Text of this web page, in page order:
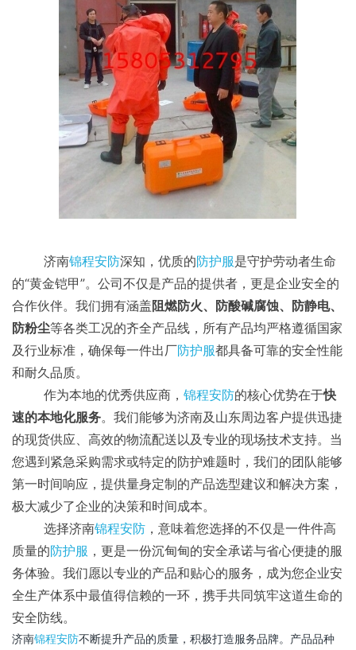
济南锦程安防深知，优质的防护服是守护劳动者生命
的“黄金铠甲”。公司不仅是产品的提供者，更是企业安全的
合作伙伴。我们拥有涵盖阻燃防火、防酸碱腐蚀、防静电、
防粉尘等各类工况的齐全产品线，所有产品均严格遵循国家
及行业标准，确保每一件出厂防护服都具备可靠的安全性能
和耐久品质。
作为本地的优秀供应商， 锦程安防的核心优势在于快
速的本地化服务。我们能够为济南及山东周边客户提供迅捷
的现货供应、高效的物流配送以及专业的现场技术支持。当
您遇到紧急采购需求或特定的防护难题时，我们的团队能够
第一时间响应，提供量身定制的产品选型建议和解决方案，
极大减少了企业的决策和时间成本。
选择济南锦程安防 ，意味着您选择的不仅是一件件高
质量的防护服 ，更是一份沉甸甸的安全承诺与省心便捷的服
务体验。我们愿以专业的产品和贴心的服务，成为您企业安
全生产体系中最值得信赖的一环，携手共同筑牢这道生命的
安全防线。
济南锦程安防不断提升产品的质量，积极打造服务品牌。产品品种